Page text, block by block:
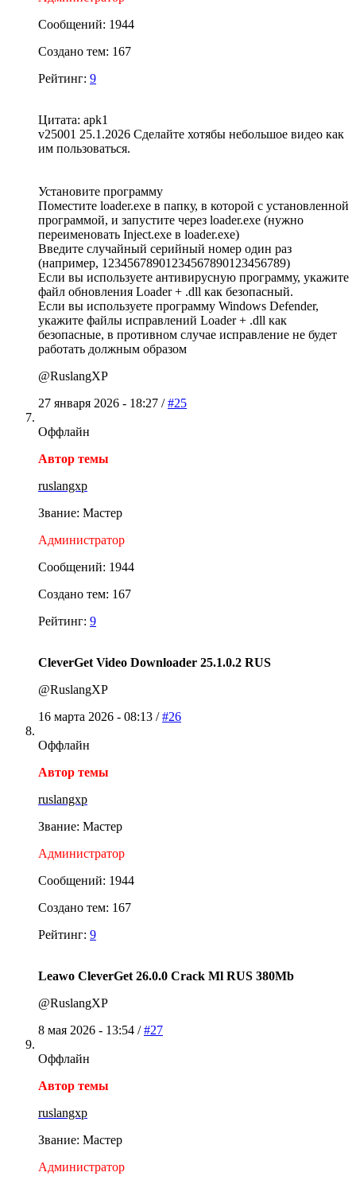
Сообщений: 1944
Создано тем: 167
Рейтинг: 9
Цитата: apk1
v25001 25.1.2026 Сделайте хотябы небольшое видео как
им пользоваться.
Установите программу
Поместите loader.exe в папку, в которой с установленной
программой, и запустите через loader.exe (нужно
переименовать Inject.exe в loader.exe)
Введите случайный серийный номер один раз
(например, 12345678901234567890123456789)
Если вы используете антивирусную программу, укажите
файл обновления Loader + .dll как безопасный.
Если вы используете программу Windows Defender,
укажите файлы исправлений Loader + .dll как
безопасные, в противном случае исправление не будет
работать должным образом
@RuslangXP
27 января 2026 - 18:27 /#25
Оффлайн
Автор темы
ruslangxp
Звание: Мастер
Администратор
Сообщений: 1944
Создано тем: 167
Рейтинг: 9
CleverGet Video Downloader 25.1.0.2 RUS
@RuslangXP
16 марта 2026 - 08:13 /#26
Оффлайн
Автор темы
ruslangxp
Звание: Мастер
Администратор
Сообщений: 1944
Создано тем: 167
Рейтинг: 9
Leawo CleverGet 26.0.0 Crack Ml RUS 380Mb
@RuslangXP
8 мая 2026 - 13:54 /#27
Оффлайн
Автор темы
ruslangxp
Звание: Мастер
Администратор